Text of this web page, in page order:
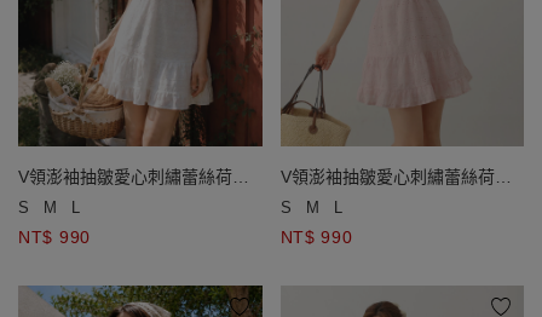
V領澎袖抽皺愛心刺繡蕾絲荷葉
邊短洋裝
S M L
NT$ 990
V領澎袖抽皺愛心刺繡蕾絲荷葉
邊短洋裝
S M L
NT$ 990